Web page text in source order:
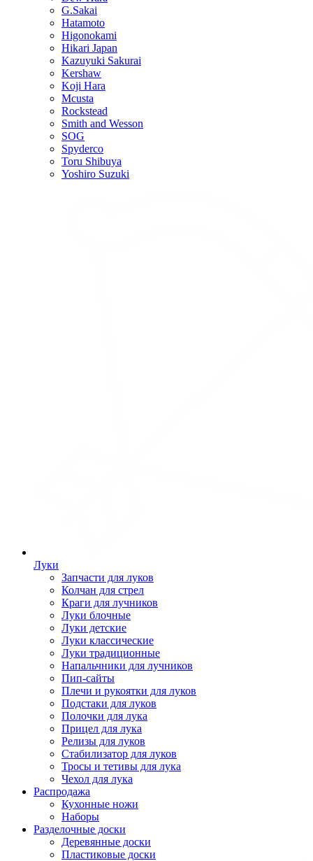
G.Sakai
Hatamoto
Higonokami
Hikari Japan
Kazuyuki Sakurai
Kershaw
Koji Hara
Mcusta
Rockstead
Smith and Wesson
SOG
Spyderco
Toru Shibuya
Yoshiro Suzuki
Луки
Запчасти для луков
Колчан для стрел
Краги для лучников
Луки блочные
Луки детские
Луки классические
Луки традиционные
Напальчники для лучников
Пип-сайты
Плечи и рукоятки для луков
Подстаки для луков
Полочки для лука
Прицел для лука
Релизы для луков
Стабилизатор для луков
Тросы и тетивы для лука
Чехол для лука
Распродажа
Кухонные ножи
Наборы
Разделочные доски
Деревянные доски
Пластиковые доски